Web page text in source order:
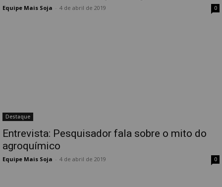
Equipe Mais Soja 4 de abril de 2019 0
Destaque
Entrevista: Pesquisador fala sobre o mito do
agroquímico
Equipe Mais Soja 4 de abril de 2019 0